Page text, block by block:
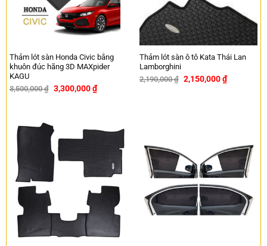
Thảm lót sàn Honda Civic bằng
khuôn đúc hãng 3D MAXpider
KAGU
3,500,000₫ 3,300,000₫
Thảm lót sàn ô tô Kata Thái Lan
Lamborghini
2,190,000₫ 2,150,000₫